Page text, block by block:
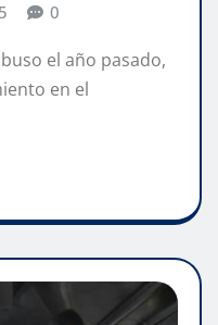
0
el año pasado,
en el